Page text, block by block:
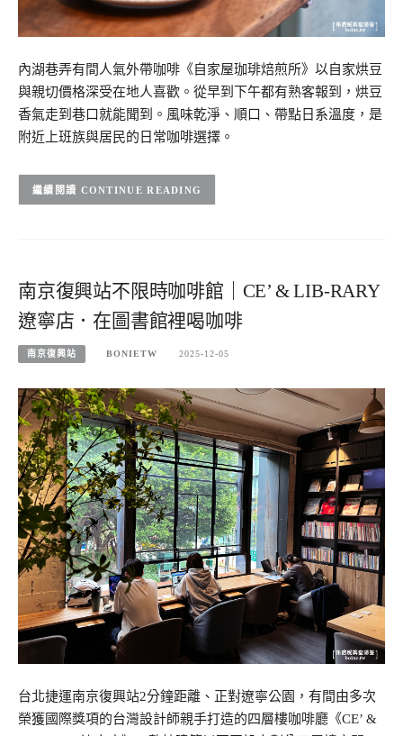
內湖巷弄有間人氣外帶咖啡《自家屋珈琲焙煎所》以自家烘豆
與親切價格深受在地人喜歡。從早到下午都有熟客報到，烘豆
香氣走到巷口就能聞到。風味乾淨、順口、帶點日系溫度，是
附近上班族與居民的日常咖啡選擇。
CONTINUE READING
南京復興站不限時咖啡館｜CE’ & LIB-RARY
遼寧店．在圖書館裡喝咖啡
南京復興站 BONIETW 2025-12-05
台北捷運南京復興站2分鐘距離、正對遼寧公園，有間由多次
榮獲國際獎項的台灣設計師親手打造的四層樓咖啡廳《CE’ &